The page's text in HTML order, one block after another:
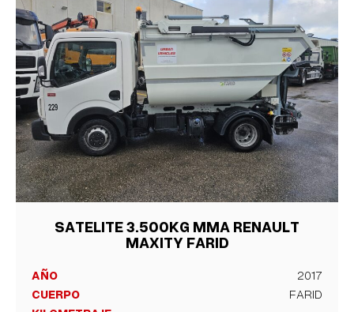
SATELITE 3.500KG MMA RENAULT
MAXITY FARID
AÑO 2017
CUERPO FARID